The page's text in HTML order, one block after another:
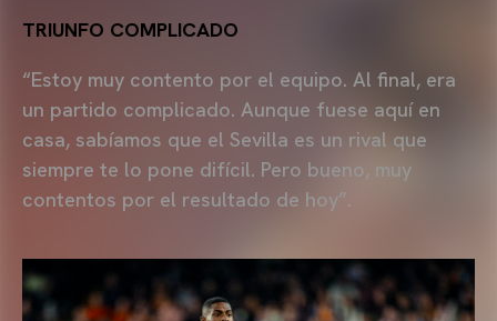
TRIUNFO COMPLICADO
“Estoy muy contento por el equipo. Al final, era
un partido complicado. Aunque fuese aquí en
casa, sabíamos que el Sevilla es un rival que
siempre te lo pone difícil. Pero bueno, muy
contentos por el resultado de hoy”.